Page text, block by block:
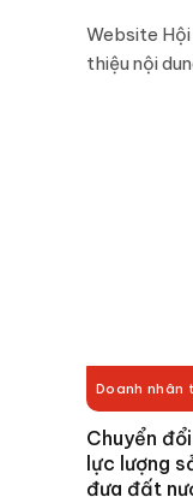
Website
thiệu nội
Doanh nhân
Chuyển
lực lượng
đưa đất